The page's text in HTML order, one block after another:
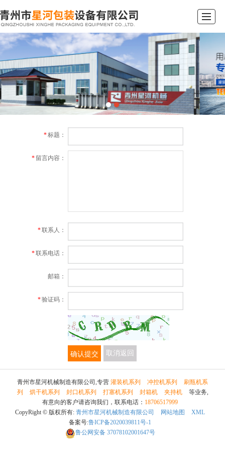
产品展示 新闻资讯 公司简介 行业动态 在线留言
*标题：
* 留言内容：
*联系人：
*联系电话：
邮箱：
*验证码：
确认提交 取消返回
青州市星河机械制造有限公司,专营 灌装机系列 冲控机系列
刷瓶机系
列
烘干机系列 封口机系列 打塞机系列 封箱机 夹持机
等业务,
有意向的客户请咨询我们，联系电话： 18706517999
CopyRight © 版权所有: 青州市星河机械制造有限公司 网站地图
XML
备案号:鲁ICP备2020039811号-1
鲁公网安备37078102001647号